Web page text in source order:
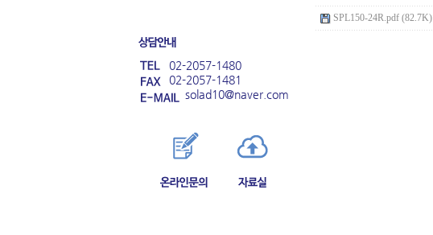
02-2057-1480
02-2057-1481
solad10@naver.com
SPL150-24R.pdf (82.7K)